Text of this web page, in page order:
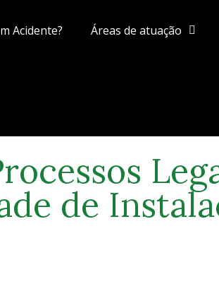
Acidente? Áreas de atuação
de